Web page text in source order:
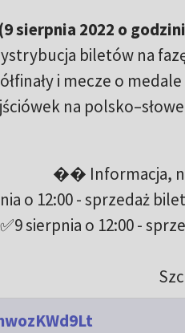
(9 sierpnia 2022 o
biletów na
i mecze o
na
�� Informacja,
o 12:00 - sprzedaż
✅9 sierpnia o 12:00 -